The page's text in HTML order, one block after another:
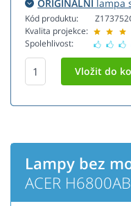
ORIGINÁLNÍlampa
Kód produktu:
Kvalita projekce:
Spolehlivost:
Lampy bez
ACER